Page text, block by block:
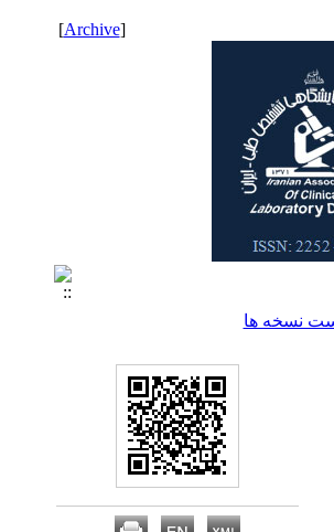
[
Archive
]
نسخه ها